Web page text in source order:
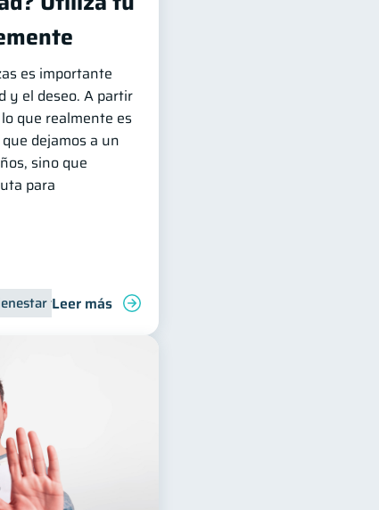
Manejo de deudas
es importante
y el deseo. A partir
que realmente es
dejamos a un
sino que
para
financiero
Leer más